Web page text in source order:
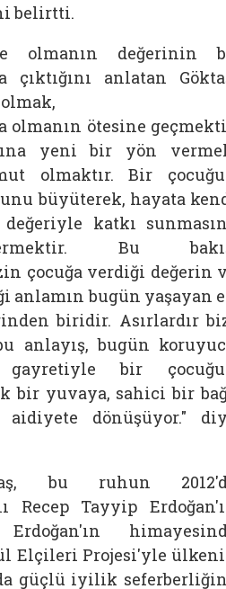
belirtti.
olmanın değerinin
çıktığını anlatan
olmanın ötesine
yeni bir yön
olmaktır. Bir
büyüterek, hayata
katkı
Bu
çocuğa verdiği değerin
anlamın bugün yaşayan
biridir. Asırlardır
anlayış, bugün
gayretiyle bir
bir yuvaya, sahici bir
dönüşüyor."
bu ruhun
Recep Tayyip
Elçileri Projesi'yle
güçlü iyilik